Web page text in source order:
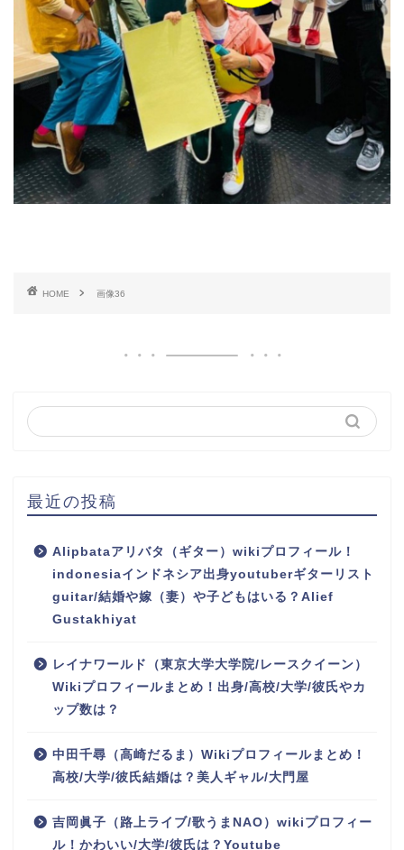
HOME 画像36
最近の投稿
Alipbataアリバタ（ギター）wikiプロフィール！
indonesiaインドネシア出身youtuberギターリスト
guitar/結婚や嫁（妻）や子どもはいる？Alief
Gustakhiyat
レイナワールド（東京大学大学院/レースクイーン）
Wikiプロフィールまとめ！出身/高校/大学/彼氏やカ
ップ数は？
中田千尋（高崎だるま）Wikiプロフィールまとめ！
高校/大学/彼氏結婚は？美人ギャル/大門屋
吉岡眞子（路上ライブ/歌うまNAO）wikiプロフィー
ル！かわいい/大学/彼氏は？Youtube